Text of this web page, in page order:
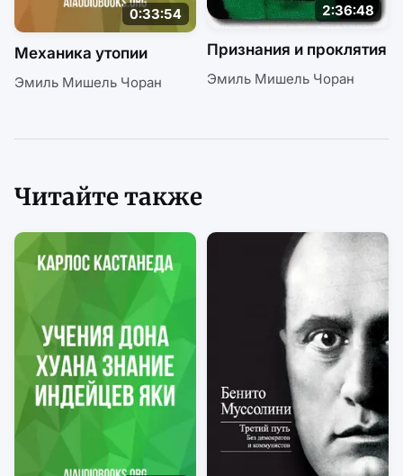
0:33:54
Механика утопии
Эмиль Мишель Чоран
2:36:48
Признания и проклятия
Эмиль Мишель Чоран
Читайте также